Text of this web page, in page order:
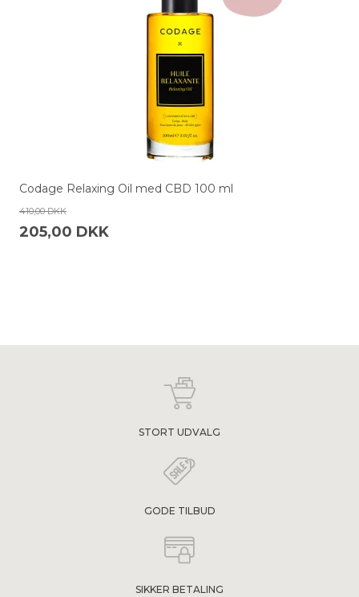
Codage Relaxing Oil med CBD 100 ml
410,00 DKK
205,00 DKK
STORT UDVALG
GODE TILBUD
SIKKER BETALING